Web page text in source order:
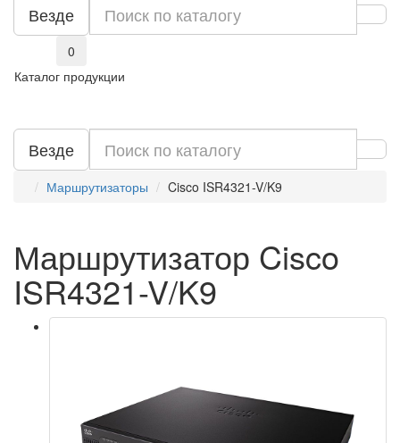
Везде
0
Каталог продукции
Везде
Маршрутизаторы Cisco ISR4321-V/K9
Маршрутизатор Cisco
ISR4321-V/K9